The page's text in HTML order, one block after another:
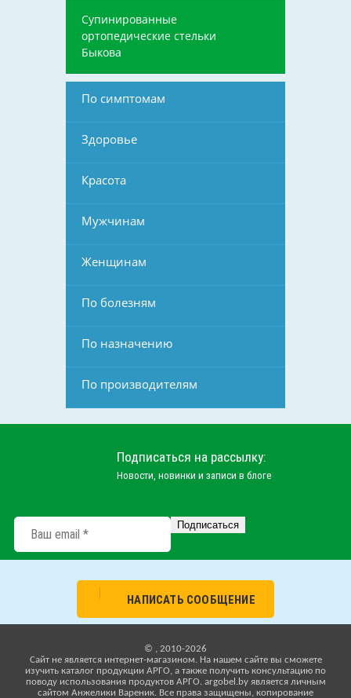
Супинированные
ортопедические стельки
Быкова
По симптомам
Здоровье
Красота
Мужчинам
Женщинам
По болезням
По назначению
По производителям
Подписаться на рассылку:
Новости, новинки и записи в блоге
НАПИСАТЬ СООБЩЕНИЕ
© , 2010-2026
Cайт не является интернет-магазином. На нашем сайте вы сможете
изучить каталог продукции АРГО, а также получить консультацию по
поводу использования продуктов АРГО. argobel.by является личным
сайтом Анжелики Вареник. Все права защищены, копирование